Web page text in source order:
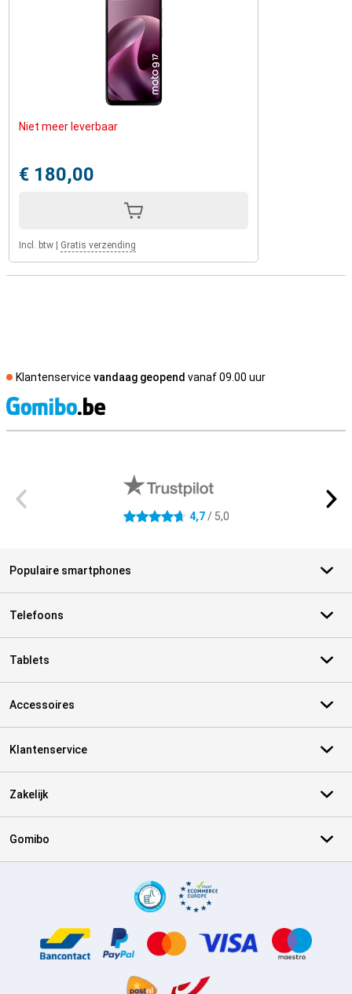
Niet meer leverbaar
€ 180,00
Incl. btw Gratis verzending
Klantenservice vandaag geopend vanaf 09.00 uur
4.7 sterren 4,7/ 5,0
Populaire smartphones
Telefoons
Tablets
Accessoires
Klantenservice
Zakelijk
Gomibo